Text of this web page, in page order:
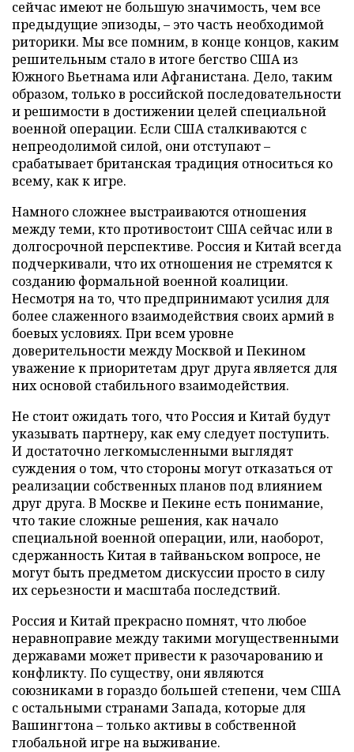
сейчас имеют не большую значимость, чем все
предыдущие эпизоды, – это часть необходимой
риторики. Мы все помним, в конце концов, каким
решительным стало в итоге бегство США из
Южного Вьетнама или Афганистана. Дело, таким
образом, только в российской последовательности
и решимости в достижении целей специальной
военной операции. Если США сталкиваются с
непреодолимой силой, они отступают –
срабатывает британская традиция относиться ко
всему, как к игре.
Намного сложнее выстраиваются отношения
между теми, кто противостоит США сейчас или в
долгосрочной перспективе. Россия и Китай всегда
подчеркивали, что их отношения не стремятся к
созданию формальной военной коалиции.
Несмотря на то, что предпринимают усилия для
более слаженного взаимодействия своих армий в
боевых условиях. При всем уровне
доверительности между Москвой и Пекином
уважение к приоритетам друг друга является для
них основой стабильного взаимодействия.
Не стоит ожидать того, что Россия и Китай будут
указывать партнеру, как ему следует поступить.
И достаточно легкомысленными выглядят
суждения о том, что стороны могут отказаться от
реализации собственных планов под влиянием
друг друга. В Москве и Пекине есть понимание,
что такие сложные решения, как начало
специальной военной операции, или, наоборот,
сдержанность Китая в тайваньском вопросе, не
могут быть предметом дискуссии просто в силу
их серьезности и масштаба последствий.
Россия и Китай прекрасно помнят, что любое
неравноправие между такими могущественными
державами может привести к разочарованию и
конфликту. По существу, они являются
союзниками в гораздо большей степени, чем США
с остальными странами Запада, которые для
Вашингтона – только активы в собственной
глобальной игре на выживание.